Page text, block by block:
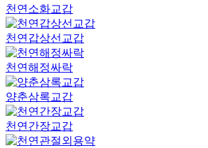
천연소화교갑
천연갑상선교갑
천연해정싸락
양춘삼록교갑
천연간장교갑